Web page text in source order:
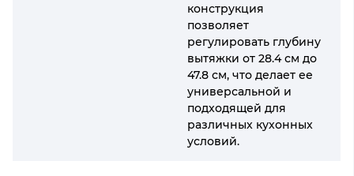
конструкция
позволяет
регулировать глубину
вытяжки от 28.4 см до
47.8 см, что делает ее
универсальной и
подходящей для
различных кухонных
условий.